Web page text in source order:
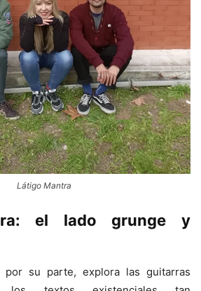
Látigo Mantra
el lado grunge y
por su parte, explora las guitarras